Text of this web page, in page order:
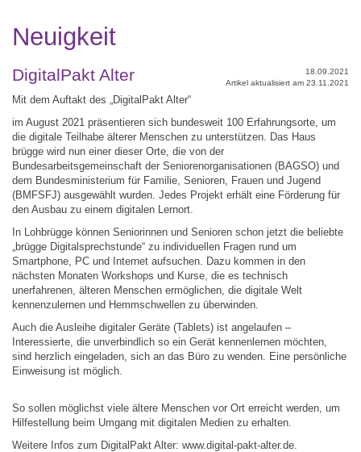
Neuigkeit
18.09.2021
Artikel aktualisiert am 23.11.2021
DigitalPakt Alter
Mit dem Auftakt des „DigitalPakt Alter“
im August 2021 präsentieren sich bundesweit 100 Erfahrungsorte, um
die digitale Teilhabe älterer Menschen zu unterstützen. Das Haus
brügge wird nun einer dieser Orte, die von der
Bundesarbeitsgemeinschaft der Seniorenorganisationen (BAGSO) und
dem Bundesministerium für Familie, Senioren, Frauen und Jugend
(BMFSFJ) ausgewählt wurden. Jedes Projekt erhält eine Förderung für
den Ausbau zu einem digitalen Lernort.
In Lohbrügge können Seniorinnen und Senioren schon jetzt die beliebte
„brügge Digitalsprechstunde“ zu individuellen Fragen rund um
Smartphone, PC und Internet aufsuchen. Dazu kommen in den
nächsten Monaten Workshops und Kurse, die es technisch
unerfahrenen, älteren Menschen ermöglichen, die digitale Welt
kennenzulernen und Hemmschwellen zu überwinden.
Auch die Ausleihe digitaler Geräte (Tablets) ist angelaufen –
Interessierte, die unverbindlich so ein Gerät kennenlernen möchten,
sind herzlich eingeladen, sich an das Büro zu wenden. Eine persönliche
Einweisung ist möglich.
So sollen möglichst viele ältere Menschen vor Ort erreicht werden, um
Hilfestellung beim Umgang mit digitalen Medien zu erhalten.
Weitere Infos zum DigitalPakt Alter: www.digital-pakt-alter.de.